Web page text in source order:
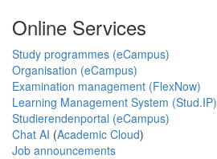
Online Services
Study programmes (eCampus)
Organisation (eCampus)
Examination management (FlexNow)
Learning Management System (Stud.IP)
Studierendenportal (eCampus)
Chat AI (Academic Cloud)
Job announcements